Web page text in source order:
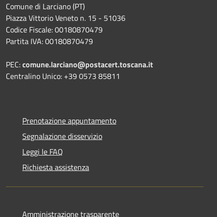
Comune di Larciano (PT)
Piazza Vittorio Veneto n. 15 - 51036
Codice Fiscale: 00180870479
Partita IVA: 00180870479
PEC:comune.larciano@postacert.toscana.it
Centralino Unico: +39 0573 85811
Prenotazione appuntamento
Segnalazione disservizio
Leggi le FAQ
Richiesta assistenza
Amministrazione trasparente